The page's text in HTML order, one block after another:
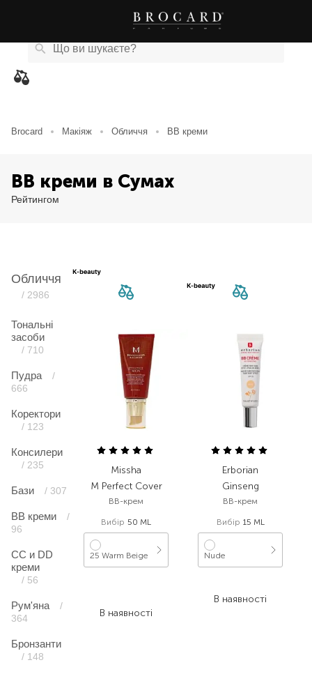
Brocard Макіяж Обличчя ВВ креми
ВВ креми в Сумах
Рейтингом
Обличчя
/ 2986
Тональні
засоби
/ 710
Пудра
/
666
Коректори
/ 123
Консилери
/ 235
Бази / 307
ВВ креми
/
96
CC и DD
креми
/ 56
Рум'яна
/
364
Бронзанти
/ 148
Missha
M Perfect Cover
BB-крем
Вибір 50 ML
25 Warm Beige
В наявності
Erborian
Ginseng
BB-крем
Вибір 15 ML
Nude
В наявності